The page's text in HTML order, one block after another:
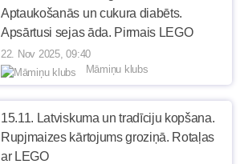
Aptaukošanās un cukura diabēts.
Apsārtusi sejas āda. Pirmais LEGO
22. Nov 2025, 09:40
Māmiņu klubs
15.11. Latviskuma un tradīciju kopšana.
Rupjmaizes kārtojums groziņā. Rotaļas
ar LEGO